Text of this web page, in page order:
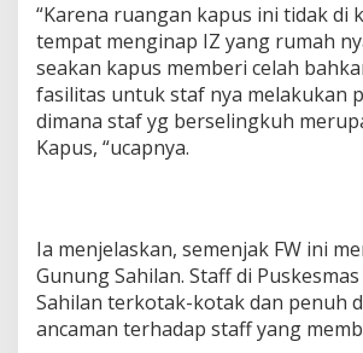
“Karena ruangan kapus ini tidak di
tempat menginap IZ yang rumah
seakan kapus memberi celah
fasilitas untuk staf nya melakukan
dimana staf yg berselingkuh
Kapus, “ucapnya.
Ia menjelaskan, semenjak FW ini
Gunung Sahilan. Staff di
Sahilan terkotak-kotak dan penuh
ancaman terhadap staff yang